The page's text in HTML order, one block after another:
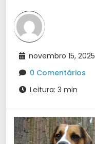
novembro 15, 2025
0 Comentários
Leitura: 3 min